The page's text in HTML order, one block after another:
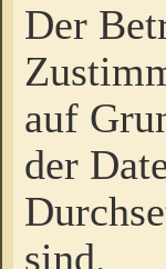
Der
auf
der
sind.